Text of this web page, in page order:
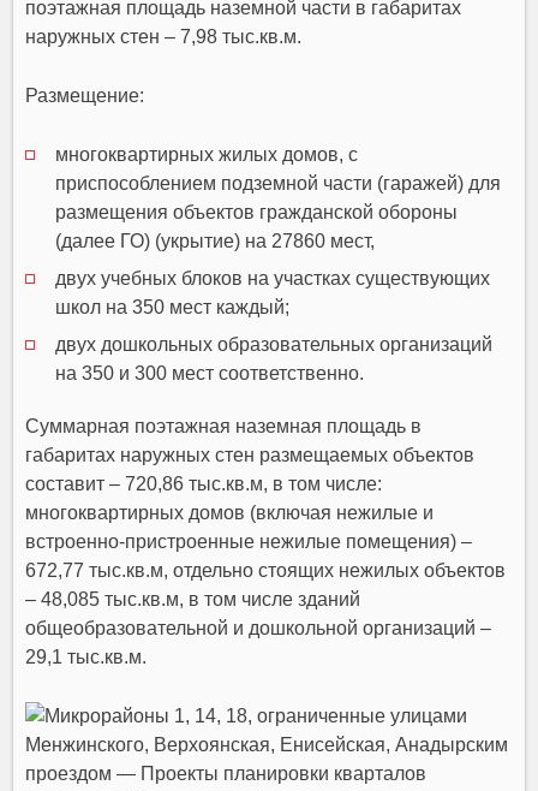
поэтажная площадь наземной части в габаритах
наружных стен – 7,98 тыс.кв.м.
Размещение:
многоквартирных жилых домов, с
приспособлением подземной части (гаражей) для
размещения объектов гражданской обороны
(далее ГО) (укрытие) на 27860 мест,
двух учебных блоков на участках существующих
школ на 350 мест каждый;
двух дошкольных образовательных организаций
на 350 и 300 мест соответственно.
Суммарная поэтажная наземная площадь в
габаритах наружных стен размещаемых объектов
составит – 720,86 тыс.кв.м, в том числе:
многоквартирных домов (включая нежилые и
встроенно-пристроенные нежилые помещения) –
672,77 тыс.кв.м, отдельно стоящих нежилых объектов
– 48,085 тыс.кв.м, в том числе зданий
общеобразовательной и дошкольной организаций –
29,1 тыс.кв.м.